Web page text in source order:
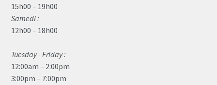
15h00 – 19h00
Samedi :
12h00 – 18h00
Tuesday - Friday :
12:00am – 2:00pm
3:00pm – 7:00pm